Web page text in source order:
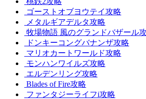
ゴーストオブヨウテイ攻略
メタルギアデルタ攻略
牧場物語 風のグランドバザール
ドンキーコングバナンザ攻略
マリオカートワールド攻略
モンハンワイルズ攻略
エルデンリング攻略
Blades of Fire攻略
ファンタジーライフi攻略